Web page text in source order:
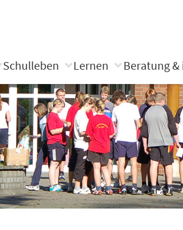
Schulleben Lernen Beratung